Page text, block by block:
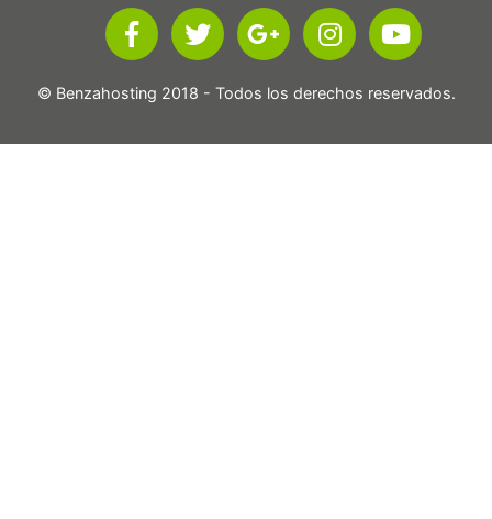
© Benzahosting 2018 - Todos los derechos reservados.